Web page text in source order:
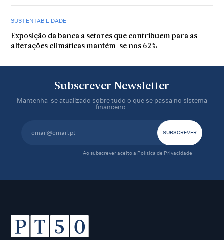
SUSTENTABILIDADE
Exposição da banca a setores que contribuem para as
alterações climáticas mantém-se nos 62%
Subscrever Newsletter
Mantenha-se atualizado sobre tudo o que se passa no sistema
financeiro.
Ao subscrever aceito a Política de Privacidade